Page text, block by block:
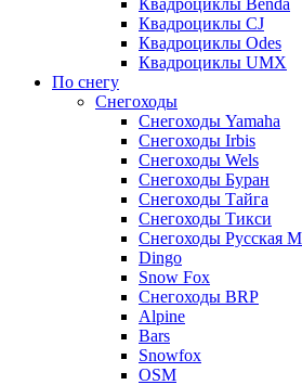
Квадроциклы Benda
Квадроциклы CJ
Квадроциклы Odes
Квадроциклы UMX
По снегу
Снегоходы
Снегоходы Yamaha
Снегоходы Irbis
Снегоходы Wels
Снегоходы Буран
Снегоходы Тайга
Снегоходы Тикси
Снегоходы Русская
Dingo
Snow Fox
Снегоходы BRP
Alpine
Bars
Snowfox
OSM